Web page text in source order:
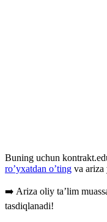
Buning uchun
ro’yxatdan o’ting va
➡️ Ariza oliy ta’lim
tasdiqlanadi!